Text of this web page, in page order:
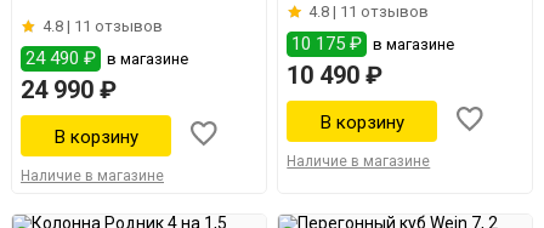
4.8 | 11 отзывов
24 490 ₽ в магазине
24 990 ₽
Наличие в магазине
4.8 | 11 отзывов
10 175 ₽ в магазине
10 490 ₽
Наличие в магазине